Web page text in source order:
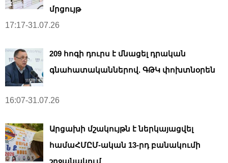
մրցույթ
17:17-31.07.26
209 հոգի դուրս է մնացել դրական
գնահատականներով. ԳԹԿ փոխտնօրեն
16:07-31.07.26
Արցախի մշակույթն է ներկայացվել
համաՀՄԸՄ-ական 13-րդ բանակումի
շրջանակում